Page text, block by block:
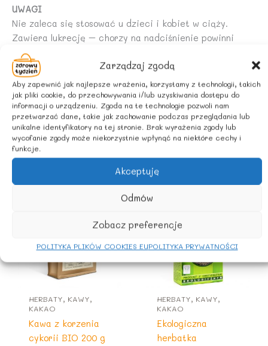
Zarządzaj zgodą
Aby zapewnić jak najlepsze wrażenia, korzystamy z technologii, takich
jak pliki cookie, do przechowywania i/lub uzyskiwania dostępu do
informacji o urządzeniu. Zgoda na te technologie pozwoli nam
przetwarzać dane, takie jak zachowanie podczas przeglądania lub
unikalne identyfikatory na tej stronie. Brak wyrażenia zgody lub
wycofanie zgody może niekorzystnie wpłynąć na niektóre cechy i
funkcje.
Akceptuję
Odmów
Zobacz preferencje
POLITYKA PLIKÓW COOKIES EUPOLITYKA PRYWATNOŚCI
UWAGI
Nie zaleca się stosować u dzieci i kobiet w ciąży.
Zawiera lukrecję – chorzy na nadciśnienie powinni
unikać nadmiernego spożycia.
ZALECANE WARUNKI PRZECHOWYWANIA
Przechowywać w suchym i chłodnym miejscu.
Podobne produkty
HERBATY, KAWY,
KAKAO
Kawa z korzenia
cykorii BIO 200 g
HERBATY, KAWY,
KAKAO
Ekologiczna
herbatka